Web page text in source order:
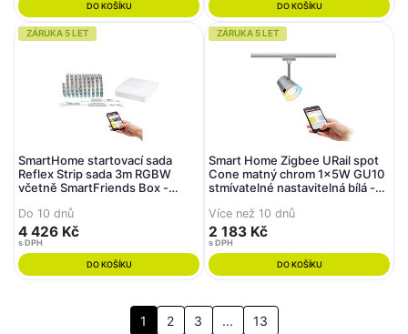
DO KOŠÍKU DO KOŠÍKU
ZÁRUKA 5 LET
SmartHome startovací sada
Reflex Strip sada 3m RGBW
včetně SmartFriends Box -
Do 10 dnů
4 426 Kč
s DPH
DO KOŠÍKU
ZÁRUKA 5 LET
Smart Home Zigbee URail spot
Cone matný chrom 1x5W GU10
stmívatelné nastavitelná bílá -
Více než 10 dnů
2 183 Kč
s DPH
DO KOŠÍKU
1 2 3 ... 13